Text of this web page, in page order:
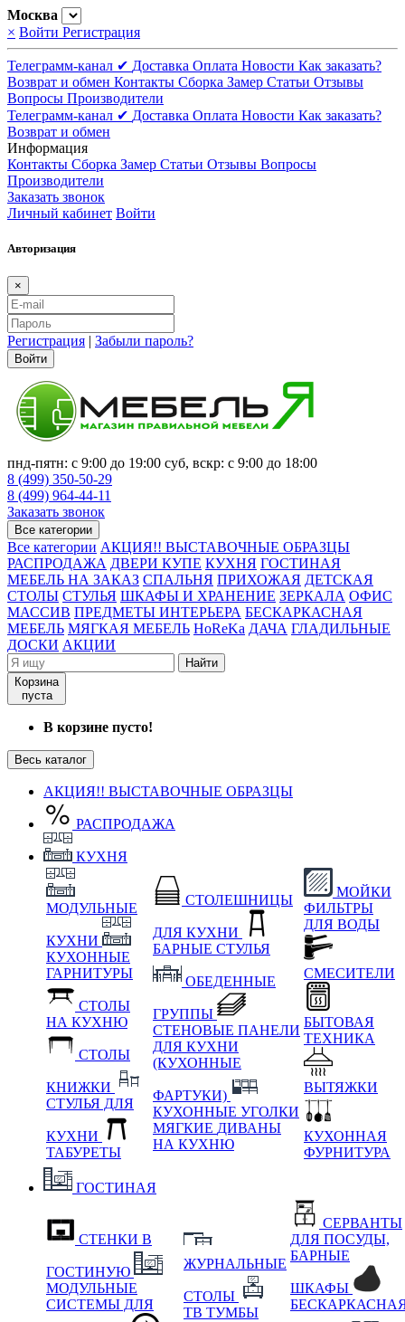
Москва
× Войти Регистрация
Телеграмм-канал ✔ Доставка Оплата Новости Как заказать?
Возврат и обмен Контакты Сборка Замер Статьи Отзывы
Вопросы Производители
Телеграмм-канал ✔ Доставка Оплата Новости Как заказать?
Возврат и обмен
Информация
Контакты Сборка Замер Статьи Отзывы Вопросы
Производители
Заказать звонок
Личный кабинет Войти
Авторизация
×
Регистрация | Забыли пароль?
Войти
пнд-пятн: с 9:00 до 19:00 суб, вскр: с 9:00 до 18:00
8 (499) 350-50-29
8 (499) 964-44-11
Заказать звонок
Все категории
Все категории АКЦИЯ!! ВЫСТАВОЧНЫЕ ОБРАЗЦЫ
РАСПРОДАЖА ДВЕРИ КУПЕ КУХНЯ ГОСТИНАЯ
МЕБЕЛЬ НА ЗАКАЗ СПАЛЬНЯ ПРИХОЖАЯ ДЕТСКАЯ
СТОЛЫ СТУЛЬЯ ШКАФЫ И ХРАНЕНИЕ ЗЕРКАЛА ОФИС
МАССИВ ПРЕДМЕТЫ ИНТЕРЬЕРА БЕСКАРКАСНАЯ
МЕБЕЛЬ МЯГКАЯ МЕБЕЛЬ HoReKa ДАЧА ГЛАДИЛЬНЫЕ
ДОСКИ АКЦИИ
Найти
Корзина
пуста
В корзине пусто!
Весь каталог
АКЦИЯ!! ВЫСТАВОЧНЫЕ ОБРАЗЦЫ
РАСПРОДАЖА
КУХНЯ
МОДУЛЬНЫЕ
КУХНИ
КУХОННЫЕ
ГАРНИТУРЫ
СТОЛЫ
НА КУХНЮ
СТОЛЫ
КНИЖКИ
СТУЛЬЯ ДЛЯ
КУХНИ
ТАБУРЕТЫ
СТОЛЕШНИЦЫ
ДЛЯ КУХНИ
БАРНЫЕ СТУЛЬЯ
ОБЕДЕННЫЕ
ГРУППЫ
СТЕНОВЫЕ ПАНЕЛИ
ДЛЯ КУХНИ
(КУХОННЫЕ
ФАРТУКИ)
КУХОННЫЕ УГОЛКИ
МЯГКИЕ ДИВАНЫ
НА КУХНЮ
МОЙКИ
ФИЛЬТРЫ
ДЛЯ ВОДЫ
СМЕСИТЕЛИ
БЫТОВАЯ
ТЕХНИКА
ВЫТЯЖКИ
КУХОННАЯ
ФУРНИТУРА
ГОСТИНАЯ
СТЕНКИ В
ГОСТИНУЮ
МОДУЛЬНЫЕ
СИСТЕМЫ ДЛЯ
ЖУРНАЛЬНЫЕ
СТОЛЫ
ТВ ТУМБЫ
СЕРВАНТЫ
ДЛЯ ПОСУДЫ,
БАРНЫЕ
ШКАФЫ